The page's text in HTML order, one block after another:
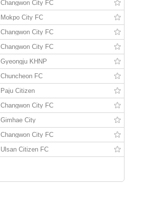
Changwon City FC
Mokpo City FC
Changwon City FC
Changwon City FC
Gyeongju KHNP
Chuncheon FC
Paju Citizen
Changwon City FC
Gimhae City
Changwon City FC
Ulsan Citizen FC